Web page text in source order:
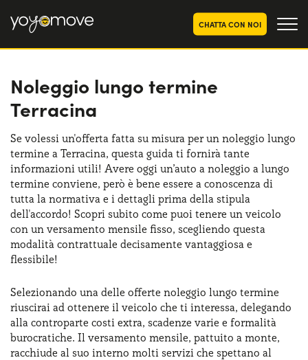
CHATTA CON NOI
OFFERTE NOLEGGIO
LUNGO TERMINE
Privati
Aziende e P.IVA
OFFERTE NOLEGGIO
CHI SIAMO
La nostra storia
Lavora con noi
COME FUNZIONA
PERCHÉ CONVIENE
Serve assistenza? 800595799
Noleggio lungo termine
Terracina
Se volessi un'offerta fatta su misura per un noleggio lungo
termine a Terracina, questa guida ti fornirà tante
informazioni utili! Avere oggi un’auto a noleggio a lungo
termine conviene, però è bene essere a conoscenza di
tutta la normativa e i dettagli prima della stipula
dell'accordo! Scopri subito come puoi tenere un veicolo
con un versamento mensile fisso, scegliendo questa
modalità contrattuale decisamente vantaggiosa e
flessibile!
Selezionando una delle offerte noleggio lungo termine
riuscirai ad ottenere il veicolo che ti interessa, delegando
alla controparte costi extra, scadenze varie e formalità
burocratiche. Il versamento mensile, pattuito a monte,
racchiude al suo interno molti servizi che spettano al